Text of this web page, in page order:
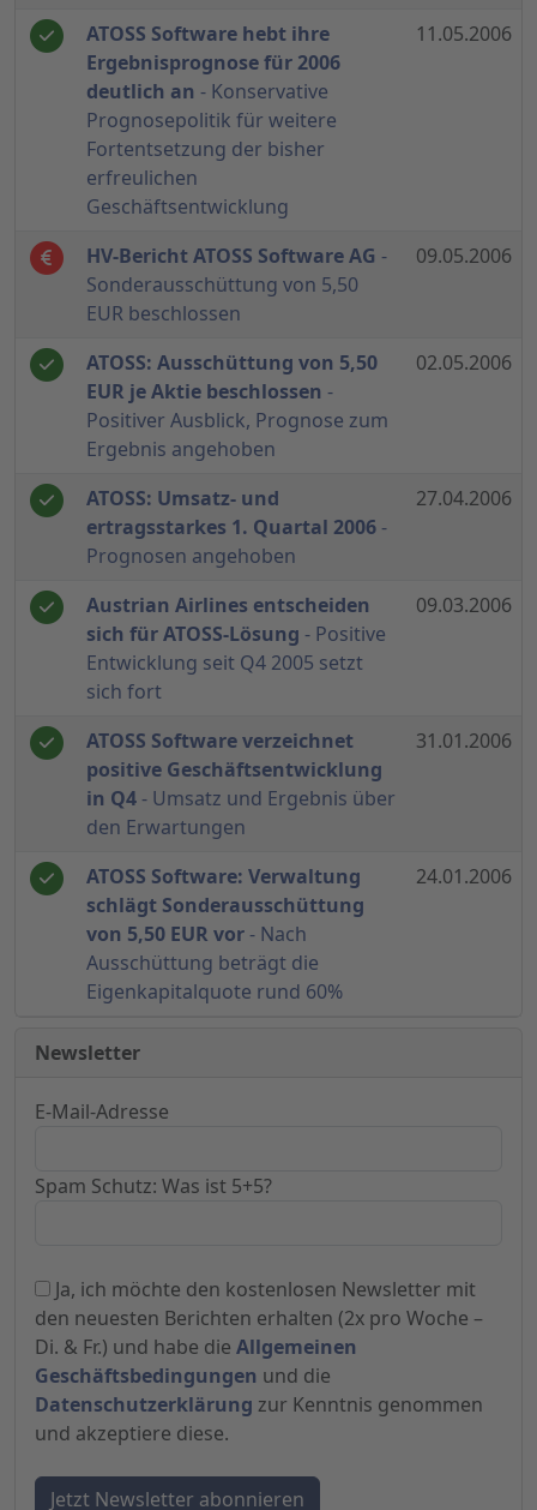
ATOSS Software hebt ihre
Ergebnisprognose für 2006
deutlich an - Konservative
Prognosepolitik für weitere
Fortentsetzung der bisher
erfreulichen
Geschäftsentwicklung
11.05.2006
HV-Bericht ATOSS Software AG -
Sonderausschüttung von 5,50
EUR beschlossen
09.05.2006
ATOSS: Ausschüttung von 5,50
EUR je Aktie beschlossen -
Positiver Ausblick, Prognose zum
Ergebnis angehoben
02.05.2006
ATOSS: Umsatz- und
ertragsstarkes 1. Quartal 2006 -
Prognosen angehoben
27.04.2006
Austrian Airlines entscheiden
sich für ATOSS-Lösung - Positive
Entwicklung seit Q4 2005 setzt
sich fort
09.03.2006
ATOSS Software verzeichnet
positive Geschäftsentwicklung
in Q4 - Umsatz und Ergebnis über
den Erwartungen
31.01.2006
ATOSS Software: Verwaltung
schlägt Sonderausschüttung
von 5,50 EUR vor- Nach
Ausschüttung beträgt die
Eigenkapitalquote rund 60%
24.01.2006
Newsletter
E-Mail-Adresse
Spam Schutz: Was ist 5+5?
Ja, ich möchte den kostenlosen Newsletter mit
den neuesten Berichten erhalten (2x pro Woche –
Di. & Fr.) und habe die Allgemeinen
Geschäftsbedingungen und die
Datenschutzerklärung zur Kenntnis genommen
und akzeptiere diese.